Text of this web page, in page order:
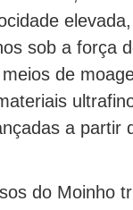
sob a força
de
a partir
do Moinho